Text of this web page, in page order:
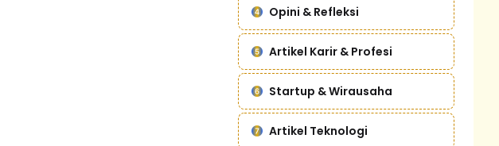
Opini & Refleksi
Artikel Karir & Profesi
Startup & Wirausaha
Artikel Teknologi